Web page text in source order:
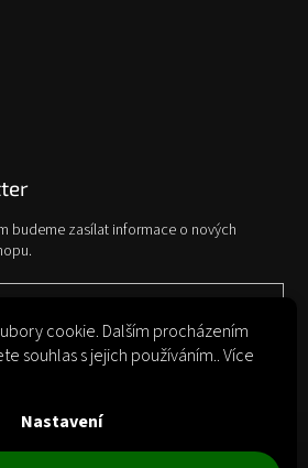
cookie. Dalším procházením
souhlas s jejich používáním.. Více
Nastavení
budeme zasílat informace o nových
spodmínkami ochrany osobních údajů